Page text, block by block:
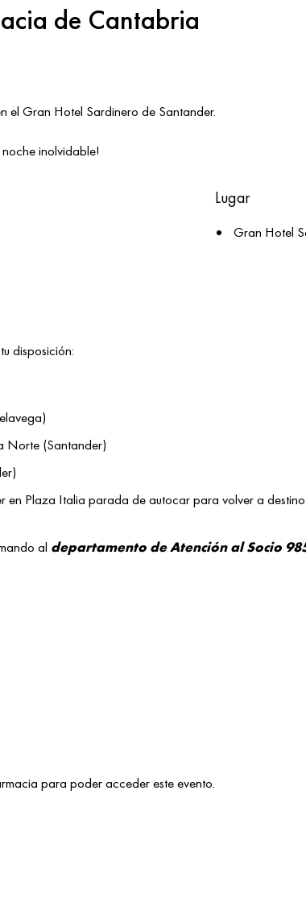
de Cantabria
el Gran Hotel Sardinero de Santander.
inolvidable!
Lugar
Gran Hotel
disposición:
Norte (Santander)
Plaza Italia parada de autocar para volver a destino.
al departamento de Atención al Socio
para poder acceder este evento.